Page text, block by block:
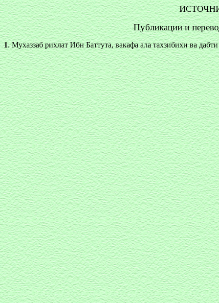
Публикации и
1. Мухаззаб рихлат Ибн Баттута, вакафа ала тахзибихи ва